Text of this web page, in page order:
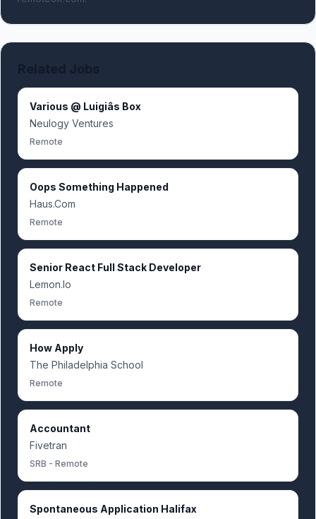
Various @ Luigiâs Box
Neulogy Ventures
Remote
Oops Something Happened
Haus.Com
Remote
Senior React Full Stack Developer
Lemon.Io
Remote
How Apply
The Philadelphia School
Remote
Accountant
Fivetran
SRB - Remote
Spontaneous Application Halifax